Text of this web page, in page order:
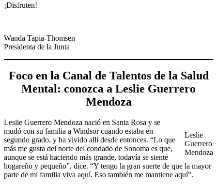
¡Disfruten!
Wanda Tapia-Thomsen
Presidenta de la Junta
Foco en la Canal de Talentos de la Salud
Mental: conozca a Leslie Guerrero
Mendoza
Leslie
Guerrero
Mendoza
Leslie Guerrero Mendoza nació en Santa Rosa y se
mudó con su familia a Windsor cuando estaba en
segundo grado, y ha vivido allí desde entonces. “Lo que
más me gusta del norte del condado de Sonoma es que,
aunque se está haciendo más grande, todavía se siente
hogareño y pequeño”, dice. “Y tengo la gran suerte de que la mayor
parte de mi familia viva aquí. Eso también me mantiene aquí”.